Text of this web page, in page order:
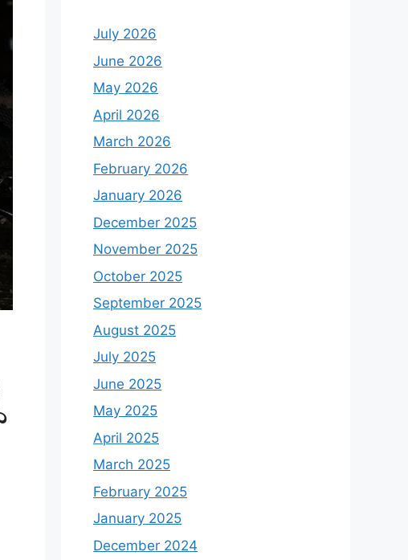
July 2026
June 2026
May 2026
April 2026
March 2026
February 2026
January 2026
December 2025
November 2025
October 2025
September 2025
August 2025
July 2025
June 2025
May 2025
April 2025
March 2025
February 2025
January 2025
December 2024